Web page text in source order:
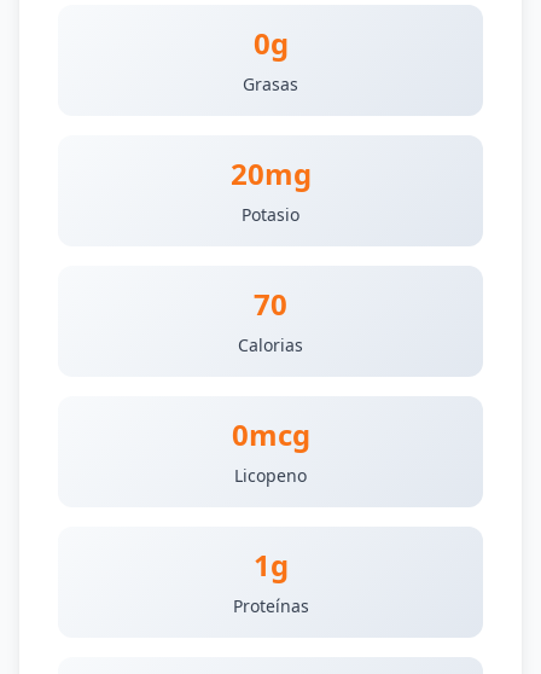
0g
Grasas
20mg
Potasio
70
Calorias
0mcg
Licopeno
1g
Proteínas